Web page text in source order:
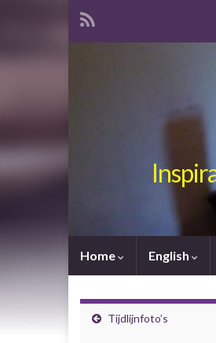
Home English
Tijdlijnfoto’s